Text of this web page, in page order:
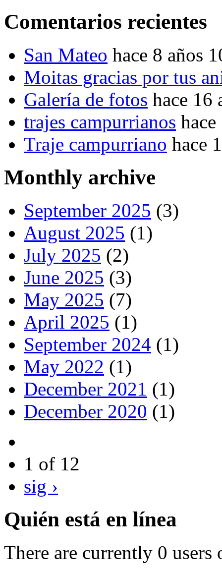
Comentarios recientes
San Mateo hace 8 años
Moitas gracias por tus
Galería de fotos hace 16
trajes campurrianos
Traje campurriano hace
Monthly archive
September 2025 (3)
August 2025 (1)
July 2025 (2)
June 2025 (3)
May 2025 (7)
April 2025 (1)
September 2024 (1)
May 2022 (1)
December 2021 (1)
December 2020 (1)
1 of 12
sig ›
Quién está en línea
There are currently 0 users